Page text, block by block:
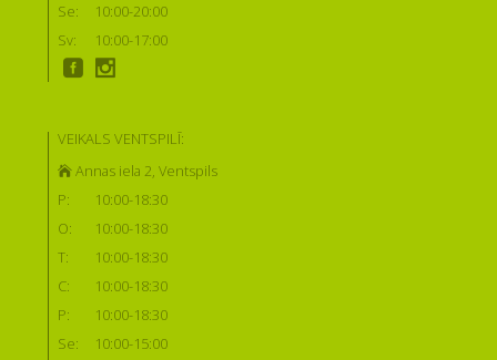
Se:
10:00-20:00
Sv:
10:00-17:00
VEIKALS VENTSPILĪ:
Annas iela 2, Ventspils
P:
10:00-18:30
O:
10:00-18:30
T:
10:00-18:30
C:
10:00-18:30
P:
10:00-18:30
Se:
10:00-15:00